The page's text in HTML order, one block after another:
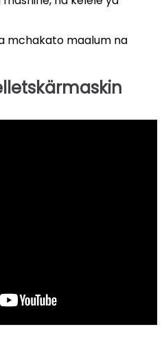
mchakato maalum na